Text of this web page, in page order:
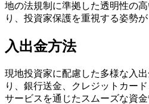
地の法規制に準拠した透明性の
り、投資家保護を重視する姿勢が
入出金方法
現地投資家に配慮した多様な入
り、銀行送金、クレジットカー
サービスを通じたスムーズな資